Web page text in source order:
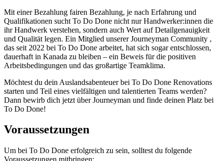
Mit einer Bezahlung fairen Bezahlung, je nach Erfahrung und
Qualifikationen sucht To Do Done nicht nur Handwerker:innen die
ihr Handwerk verstehen, sondern auch Wert auf Detailgenauigkeit
und Qualität legen. Ein Mitglied unserer Journeyman Community ,
das seit 2022 bei To Do Done arbeitet, hat sich sogar entschlossen,
dauerhaft in Kanada zu bleiben – ein Beweis für die positiven
Arbeitsbedingungen und das großartige Teamklima.
Möchtest du dein Auslandsabenteuer bei To Do Done Renovations
starten und Teil eines vielfältigen und talentierten Teams werden?
Dann bewirb dich jetzt über Journeyman und finde deinen Platz bei
To Do Done!
Voraussetzungen
Um bei To Do Done erfolgreich zu sein, solltest du folgende